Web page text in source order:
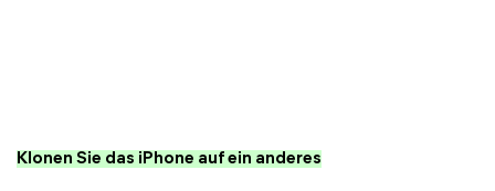
Klonen Sie das iPhone auf ein anderes